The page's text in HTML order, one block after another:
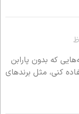
که بدون پارابن
کنی، مثل برندهای